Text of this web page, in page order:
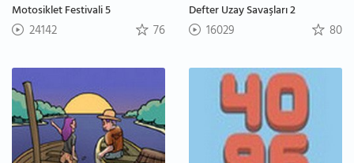
Motosiklet Festivali 5
24142 76
Defter Uzay Savaşları 2
16029 80